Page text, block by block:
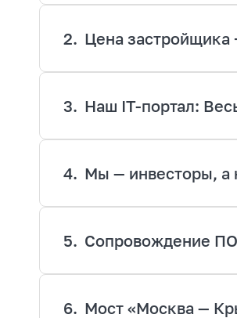
торговых центров Мега Химки
2. Цена застройщика
3. Наш IT-портал:
4. Мы — инвесторы, а
5. Сопровождение
6. Мост «Москва —